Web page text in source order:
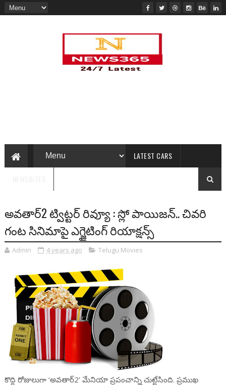
LATEST CARS
అవతార్2 ట్విట్టర్ రివ్యూ : స్లో పాయిజన్.. చివరి
గంట సినిమాపై ఎగ్జైటింగ్ రియాక్షన్స్
Admin 4 years ago Telugu Movies
కొద్ది రోజులుగా ‘అవతార్2’ మేనియా ప్రపంచాన్ని చుట్టేసింది. ప్రముఖ